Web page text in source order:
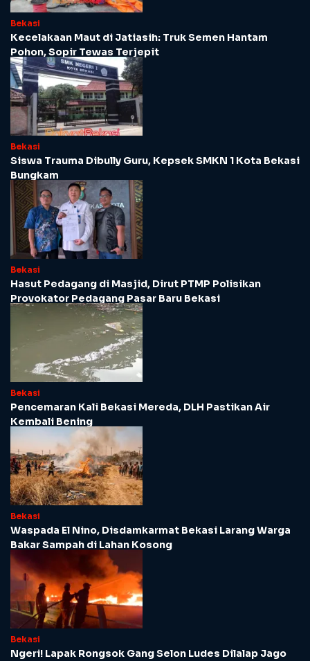
Bekasi
Kecelakaan Maut di Jatiasih: Truk Semen Hantam
Pohon, Sopir Tewas Terjepit
Bekasi
Siswa Trauma Dibully Guru, Kepsek SMKN 1 Kota Bekasi
Bungkam
Bekasi
Hasut Pedagang di Masjid, Dirut PTMP Polisikan
Provokator Pedagang Pasar Baru Bekasi
Bekasi
Pencemaran Kali Bekasi Mereda, DLH Pastikan Air
Kembali Bening
Bekasi
Waspada El Nino, Disdamkarmat Bekasi Larang Warga
Bakar Sampah di Lahan Kosong
Bekasi
Ngeri! Lapak Rongsok Gang Selon Ludes Dilalap Jago